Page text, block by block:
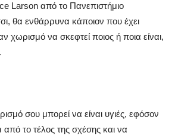
Larson από το Πανεπιστήμιο
θα ενθάρρυνα κάποιον που έχει
χωρισμό να σκεφτεί ποιος ή ποια είναι,
σου μπορεί να είναι υγιές, εφόσον
από το τέλος της σχέσης και να